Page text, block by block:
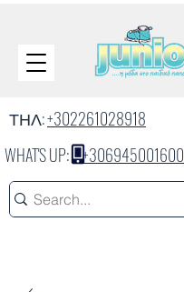
ΤΗΛ:+302261028918
WHAT'S UP:+306945001600